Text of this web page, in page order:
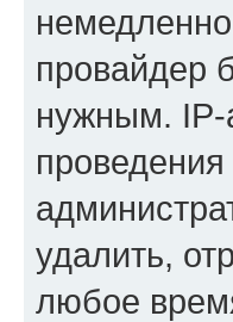
провайдер
нужным. IP-
удалить,
любое